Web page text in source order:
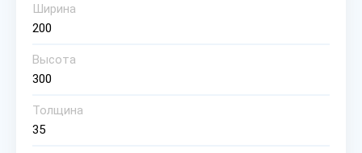
Ширина
200
Высота
300
Толщина
35